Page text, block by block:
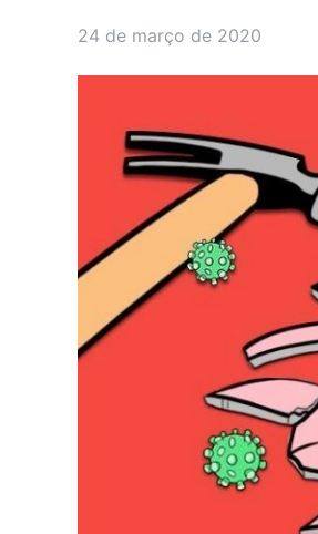
24 de março de 2020